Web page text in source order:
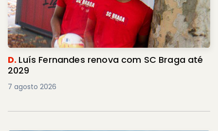
D. Luís Fernandes renova com SC Braga até
2029
7 agosto 2026